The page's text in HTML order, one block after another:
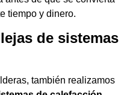
tiempo y dinero.
de sistemas
también realizamos